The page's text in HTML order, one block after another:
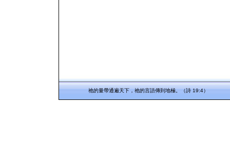
祂的量帶通遍天下，祂的言語傳到地極。（詩 19:4）